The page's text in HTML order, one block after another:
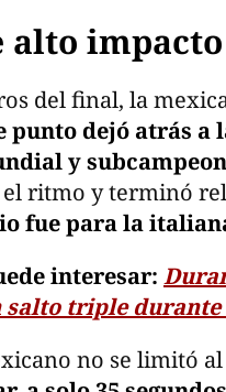
alto impacto
del final, la
punto dejó atrás a
y
ritmo y terminó
fue para la
interesar:
triple
no se limitó